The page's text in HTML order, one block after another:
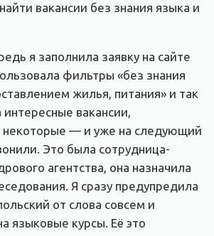
вакансии без знания языка и
я заполнила заявку на сайте
фильтры «без знания
жилья, питания» и так
вакансии,
некоторые — и уже на следующий
Это была сотрудница-
агентства, она назначила
Я сразу предупредила
от слова совсем и
языковые курсы. Её это